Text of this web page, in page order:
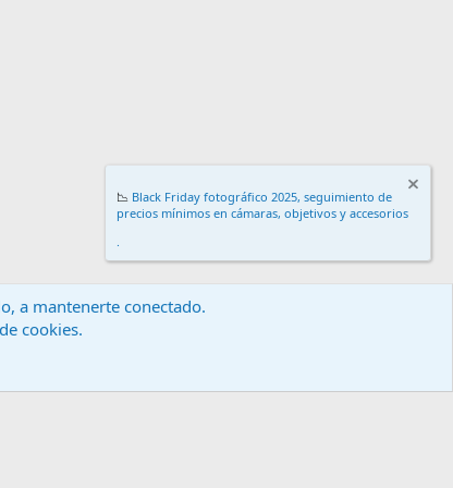
y reglas
📉 Black Friday fotográfico 2025, seguimiento de
precios mínimos en cámaras, objetivos y accesorios
.
a mantenerte conectado.
cookies.